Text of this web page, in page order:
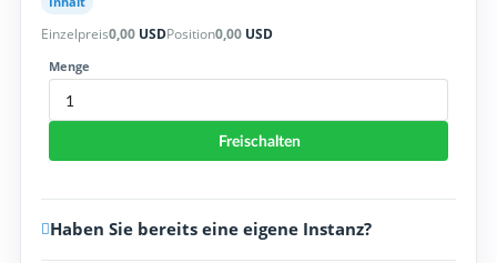
Einzelpreis0,00USDPosition0,00USD
Menge
Freischalten
Haben Sie bereits eine eigene Instanz?